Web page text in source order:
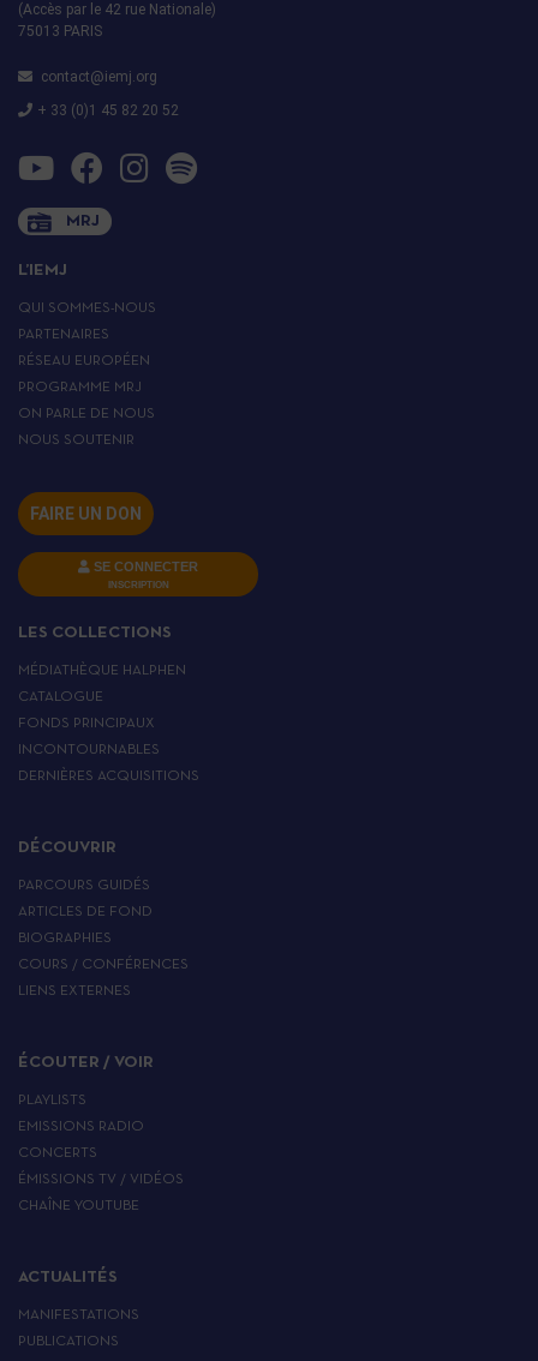
(Accès par le 42 rue Nationale)
75013 PARIS
contact@iemj.org
+ 33 (0)1 45 82 20 52
MRJ
L’IEMJ
QUI SOMMES-NOUS
PARTENAIRES
RÉSEAU EUROPÉEN
PROGRAMME MRJ
ON PARLE DE NOUS
NOUS SOUTENIR
FAIRE UN DON
SE CONNECTER
INSCRIPTION
LES COLLECTIONS
MÉDIATHÈQUE HALPHEN
CATALOGUE
FONDS PRINCIPAUX
INCONTOURNABLES
DERNIÈRES ACQUISITIONS
DÉCOUVRIR
PARCOURS GUIDÉS
ARTICLES DE FOND
BIOGRAPHIES
COURS / CONFÉRENCES
LIENS EXTERNES
ÉCOUTER / VOIR
PLAYLISTS
EMISSIONS RADIO
CONCERTS
ÉMISSIONS TV / VIDÉOS
CHAÎNE YOUTUBE
ACTUALITÉS
MANIFESTATIONS
PUBLICATIONS